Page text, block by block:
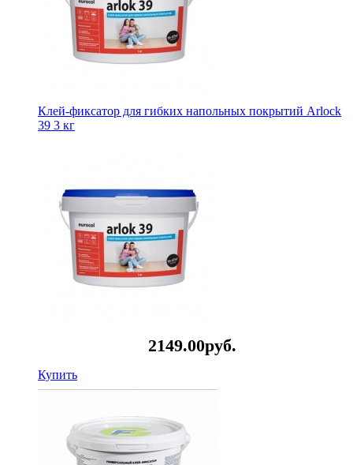
Клей-фиксатор для гибких напольных покрытий Arlock
39 3 кг
2149.00руб.
Купить